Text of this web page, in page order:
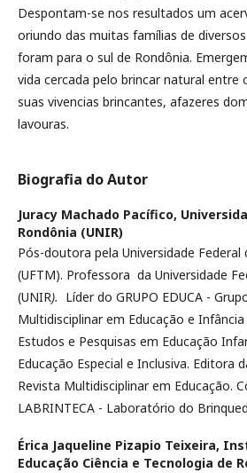
Despontam-se nos resultados um
oriundo das muitas famílias de
foram para o sul de Rondônia.
vida cercada pelo brincar natural entre
suas vivencias brincantes, afazeres
lavouras.
Biografia do Autor
Juracy Machado Pacífico,
Rondônia (UNIR)
Pós-doutora pela Universidade
(UFTM). Professora da Universidade
(UNIR). Líder do GRUPO EDUCA -
Multidisciplinar em Educação e
Estudos e Pesquisas em Educação
Educação Especial e Inclusiva. Editora
Revista Multidisciplinar em Educação.
LABRINTECA - Laboratório do
Érica Jaqueline Pizapio Teixeira,
Educação Ciência e Tecnologia de